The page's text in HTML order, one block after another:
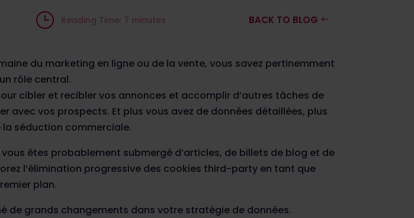
} Reading Time: 7 minutes BACK TO BLOG
du marketing en ligne ou de la vente, vous savez pertinemment
rôle central.
cibler et recibler vos annonces et accomplir d’autres tâches de
avec vos prospects. Et plus vous avez de données détaillées, plus
la séduction commerciale.
êtes probablement submergé d’articles, de billets de blog et de
l’élimination progressive des cookies third-party en tant que
plan.
de grands changements dans votre stratégie de données.